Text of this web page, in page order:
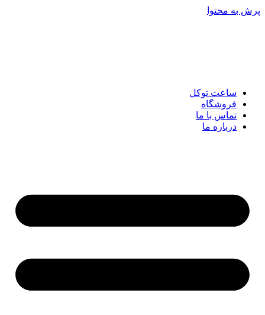
پرش به محتوا
ساعت توکل
فروشگاه
تماس با ما
درباره ما